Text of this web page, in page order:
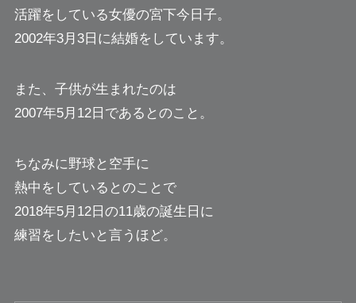
活躍をしている女優の宮下今日子。
2002年3月3日に結婚をしています。
また、子供が生まれたのは
2007年5月12日であるとのこと。
ちなみに野球と空手に
熱中をしているとのことで
2018年5月12日の11歳の誕生日に
練習をしたいと言うほど。